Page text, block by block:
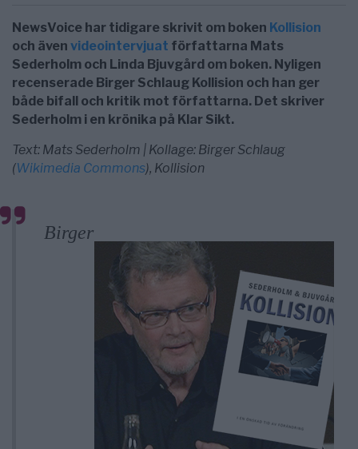
NewsVoice har tidigare skrivit om boken Kollision
och även videointervjuat författarna Mats
Sederholm och Linda Bjuvgård om boken. Nyligen
recenserade Birger Schlaug Kollision och han ger
både bifall och kritik mot författarna. Det skriver
Sederholm i en krönika på Klar Sikt.
Text: Mats Sederholm | Kollage: Birger Schlaug
(Wikimedia Commons), Kollision
Birger